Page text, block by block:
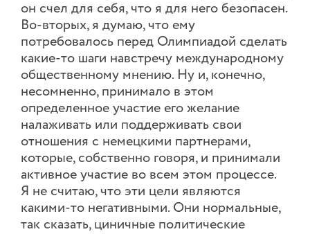
он счел для себя, что я для него безопасен.
Во-вторых, я думаю, что ему
потребовалось перед Олимпиадой сделать
какие-то шаги навстречу международному
общественному мнению. Ну и, конечно,
несомненно, принимало в этом
определенное участие его желание
налаживать или поддерживать свои
отношения с немецкими партнерами,
которые, собственно говоря, и принимали
активное участие во всем этом процессе.
Я не считаю, что эти цели являются
какими-то негативными. Они нормальные,
так сказать, циничные политические